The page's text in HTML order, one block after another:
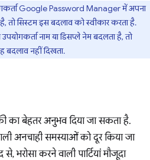
Google Password Manager में अपना
तो सिस्टम इस बदलाव को स्वीकार करता है.
नाम या डिसप्ले नेम बदलता है, तो
नहीं दिखता.
का बेहतर अनुभव दिया जा सकता है.
अनचाही समस्याओं को दूर किया जा
करने वाली पार्टियां मौजूदा